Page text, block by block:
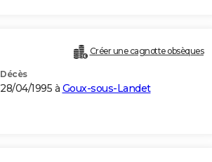
Créer une cagnotte obsèques
Décès
28/04/1995 à Goux-sous-Landet